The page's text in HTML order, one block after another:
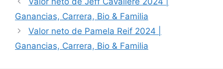
Ganancias, Carrera, Bio & Familia
Valor neto de Pamela Reif 2024 |
Ganancias, Carrera, Bio & Familia